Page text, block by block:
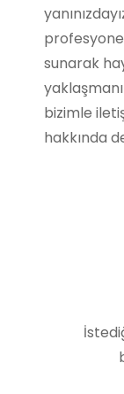
sunarak
bizimle
hakkında